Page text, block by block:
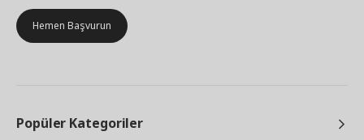
Hemen Başvurun
Popüler Kategoriler